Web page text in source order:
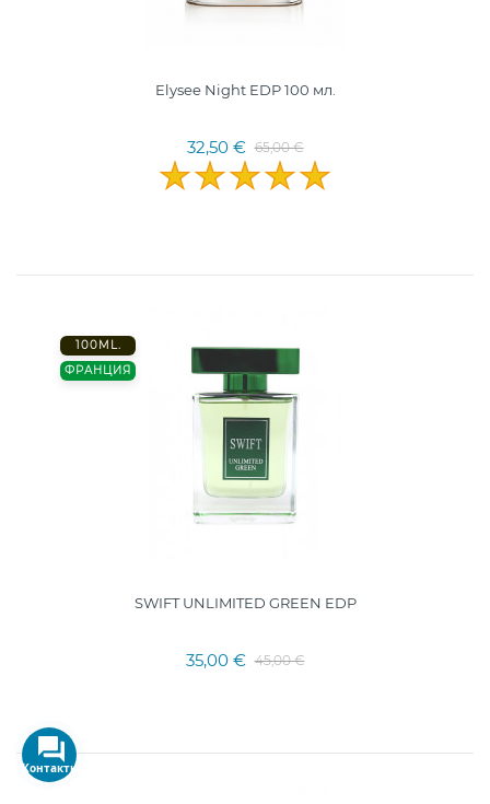
Elysee Night EDP 100 мл.
32,50 € 65,00 €
100ML.
ФРАНЦИЯ
SWIFT UNLIMITED GREEN EDP
35,00 € 45,00 €